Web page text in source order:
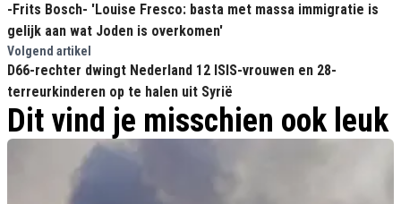
-Frits Bosch- 'Louise Fresco: basta met massa immigratie is
gelijk aan wat Joden is overkomen'
Volgend artikel
D66-rechter dwingt Nederland 12 ISIS-vrouwen en 28-
terreurkinderen op te halen uit Syrië
Dit vind je misschien ook leuk